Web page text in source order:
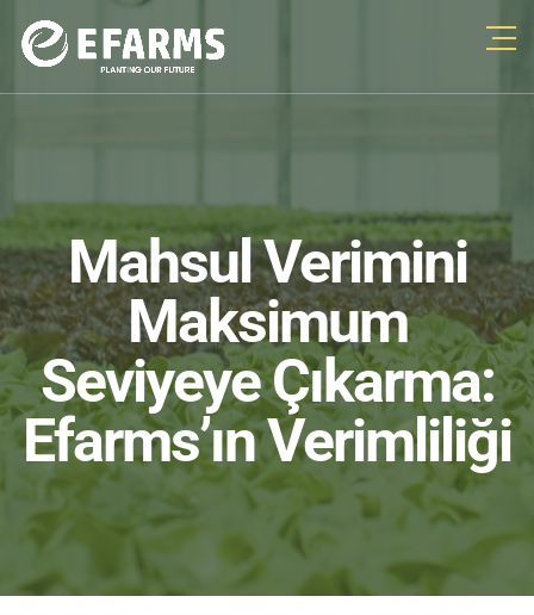
Mahsul Verimini
Maksimum
Seviyeye Çıkarma:
Efarms’ın Verimliliği